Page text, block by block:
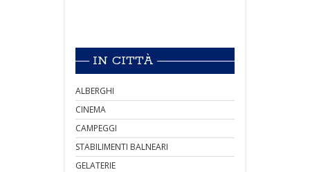
IN CITTÀ
ALBERGHI
CINEMA
CAMPEGGI
STABILIMENTI BALNEARI
GELATERIE